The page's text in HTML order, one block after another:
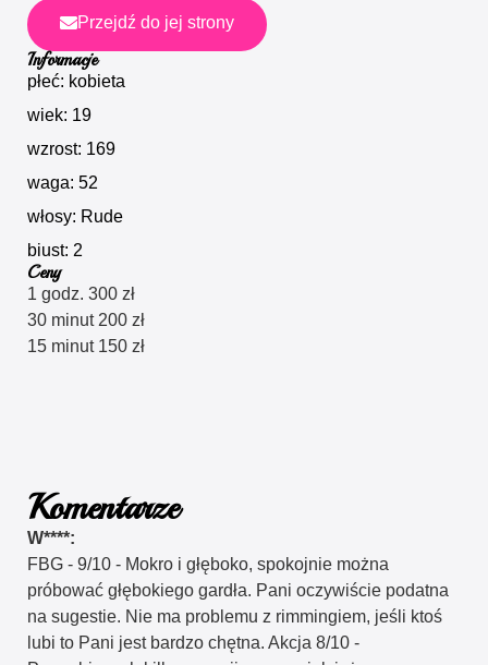
Przejdź do jej strony
Informacje
płeć: kobieta
wiek: 19
wzrost: 169
waga: 52
włosy: Rude
biust: 2
Ceny
1 godz. 300 zł
30 minut 200 zł
15 minut 150 zł
Komentarze
W****:
FBG - 9/10 - Mokro i głęboko, spokojnie można
próbować głębokiego gardła. Pani oczywiście podatna
na sugestie. Nie ma problemu z rimmingiem, jeśli ktoś
lubi to Pani jest bardzo chętna. Akcja 8/10 -